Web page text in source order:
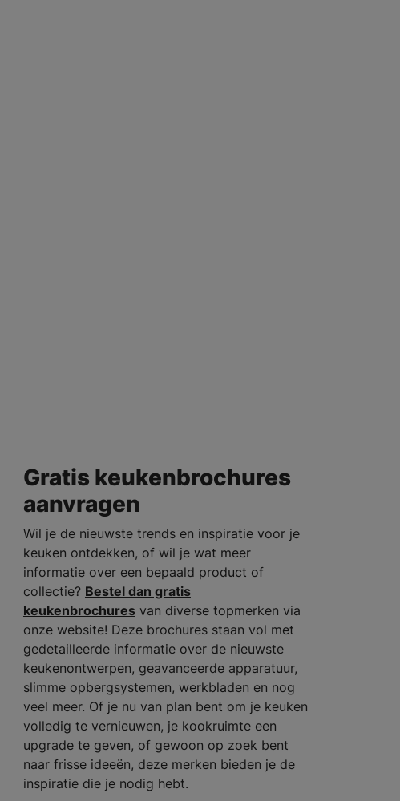
Gratis keukenbrochures
aanvragen
Wil je de nieuwste trends en inspiratie voor je
keuken ontdekken, of wil je wat meer
informatie over een bepaald product of
collectie? Bestel dan gratis
keukenbrochuresvan diverse topmerken via
onze website! Deze brochures staan vol met
gedetailleerde informatie over de nieuwste
keukenontwerpen, geavanceerde apparatuur,
slimme opbergsystemen, werkbladen en nog
veel meer. Of je nu van plan bent om je keuken
volledig te vernieuwen, je kookruimte een
upgrade te geven, of gewoon op zoek bent
naar frisse ideeën, deze merken bieden je de
inspiratie die je nodig hebt.